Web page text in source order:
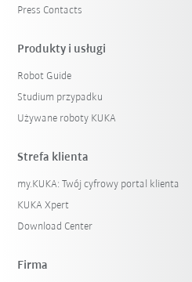
Press Contacts
Produkty i usługi
Robot Guide
Studium przypadku
Używane roboty KUKA
Strefa klienta
my.KUKA: Twój cyfrowy portal klienta
KUKA Xpert
Download Center
Firma